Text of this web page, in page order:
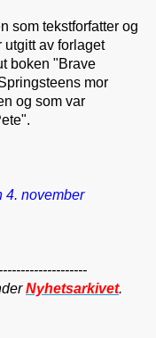
som tekstforfatter og
utgitt av forlaget
boken "Brave
mor
og som var
4. november
Nyhetsarkivet.